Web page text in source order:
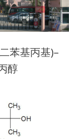
苯基丙基)–
醇